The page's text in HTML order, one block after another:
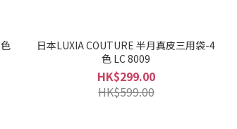
日本LUXIA COUTURE 半月真皮三用袋-4
色 LC 8009
HK$299.00
HK$599.00